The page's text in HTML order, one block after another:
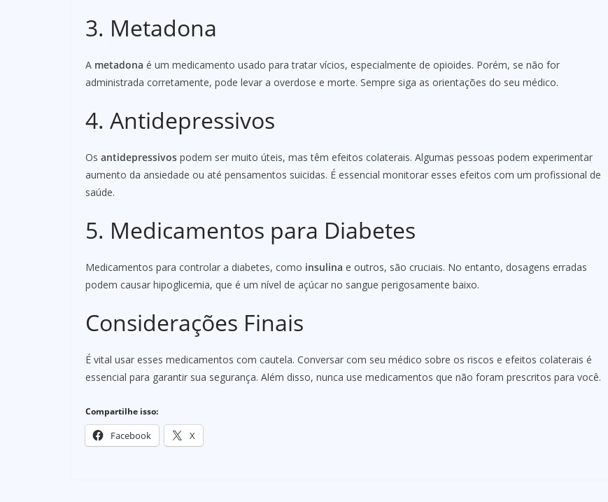
3. Metadona
A metadona é um medicamento usado para tratar vícios, especialmente de opioides. Porém, se não for
administrada corretamente, pode levar a overdose e morte. Sempre siga as orientações do seu médico.
4. Antidepressivos
Os antidepressivos podem ser muito úteis, mas têm efeitos colaterais. Algumas pessoas podem experimentar
aumento da ansiedade ou até pensamentos suicidas. É essencial monitorar esses efeitos com um profissional de
saúde.
5. Medicamentos para Diabetes
Medicamentos para controlar a diabetes, como insulina e outros, são cruciais. No entanto, dosagens erradas
podem causar hipoglicemia, que é um nível de açúcar no sangue perigosamente baixo.
Considerações Finais
É vital usar esses medicamentos com cautela. Conversar com seu médico sobre os riscos e efeitos colaterais é
essencial para garantir sua segurança. Além disso, nunca use medicamentos que não foram prescritos para você.
Compartilhe isso:
Facebook X